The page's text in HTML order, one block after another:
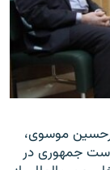
موسوى،
جمهورى در